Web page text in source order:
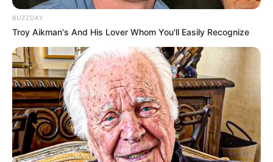
BUZZDAY
Troy Aikman's And His Lover Whom You'll Easily Recognize